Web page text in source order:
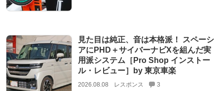
見た目は純正、音は本格派！ スペーシ
アにPHD＋サイバーナビXを組んだ実
用派システム［Pro Shop インストー
ル・レビュー］by 東京車楽
2026.08.08 レスポンス 3